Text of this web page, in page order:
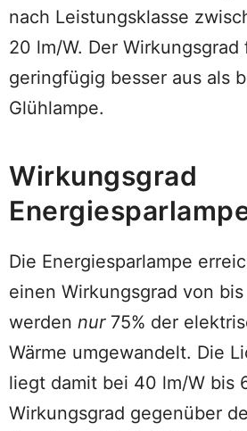
nach Leistungsklasse
20 lm/W. Der
geringfügig besser aus als
Glühlampe.
Wirkungsgrad
Die Energiesparlampe
einen Wirkungsgrad von
werden nur75% der
Wärme umgewandelt. Die
liegt damit bei 40 lm/W bis
Wirkungsgrad gegenüber